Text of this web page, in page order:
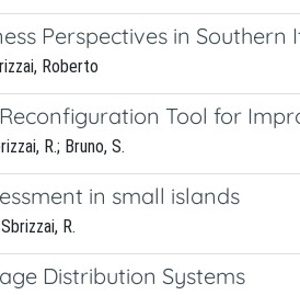
Perspectives in Southern
Roberto
Tool for
R.; Bruno, S.
in small islands
R.
Distribution Systems